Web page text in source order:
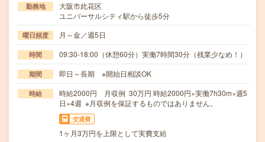
勤務地
大阪市此花区
ユニバーサルシティ駅から徒歩5分
曜日頻度 月～金／週5日
時間 09:30-18:00（休憩60分）実働7時間30分（残業少なめ！）
期間 即日～長期 ※開始日相談OK
時給
時給2000円 月収例 30万円 時給2000円×実働7h30m×週5
日×4週 ※月収例を保証するものではありません。
交通費
1ヶ月3万円を上限として実費支給